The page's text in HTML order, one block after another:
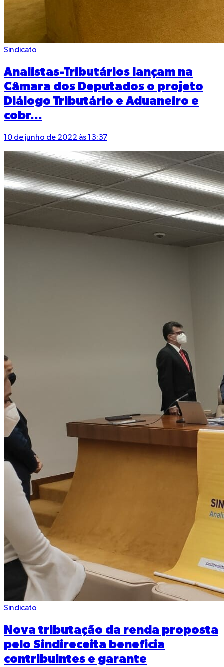
Sindicato
Analistas-Tributários lançam na
Câmara dos Deputados o projeto
Diálogo Tributário e Aduaneiro e
cobr...
10 de junho de 2022 às 13:37
Sindicato
Nova tributação da renda proposta
pelo Sindireceita beneficia
contribuintes e garante